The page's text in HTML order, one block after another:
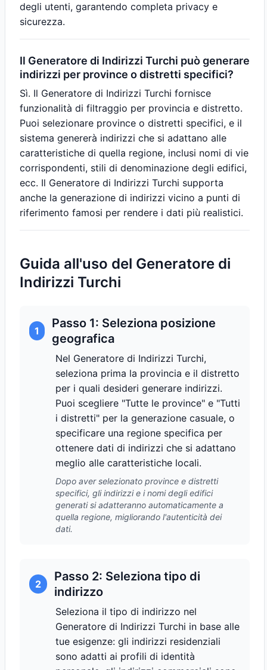
degli utenti, garantendo completa privacy e
sicurezza.
Il Generatore di Indirizzi Turchi può generare
indirizzi per province o distretti specifici?
Sì. Il Generatore di Indirizzi Turchi fornisce
funzionalità di filtraggio per provincia e distretto.
Puoi selezionare province o distretti specifici, e il
sistema genererà indirizzi che si adattano alle
caratteristiche di quella regione, inclusi nomi di vie
corrispondenti, stili di denominazione degli edifici,
ecc. Il Generatore di Indirizzi Turchi supporta
anche la generazione di indirizzi vicino a punti di
riferimento famosi per rendere i dati più realistici.
Guida all'uso del Generatore di
Indirizzi Turchi
1
Passo 1: Seleziona posizione
geografica
Nel Generatore di Indirizzi Turchi,
seleziona prima la provincia e il distretto
per i quali desideri generare indirizzi.
Puoi scegliere "Tutte le province" e "Tutti
i distretti" per la generazione casuale, o
specificare una regione specifica per
ottenere dati di indirizzi che si adattano
meglio alle caratteristiche locali.
Dopo aver selezionato province e distretti
specifici, gli indirizzi e i nomi degli edifici
generati si adatteranno automaticamente a
quella regione, migliorando l'autenticità dei
dati.
2
Passo 2: Seleziona tipo di
indirizzo
Seleziona il tipo di indirizzo nel
Generatore di Indirizzi Turchi in base alle
tue esigenze: gli indirizzi residenziali
sono adatti ai profili di identità